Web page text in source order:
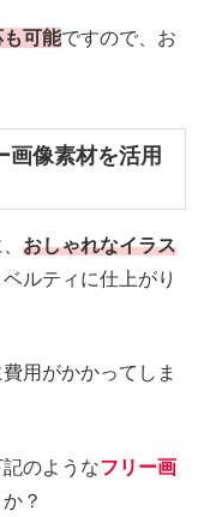
可能ですので、お
画像素材を活用
おしゃれなイラス
ルティに仕上がり
用がかかってしま
のようなフリー画
？